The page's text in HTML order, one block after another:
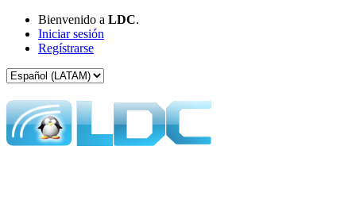
Bienvenido a LDC.
Iniciar sesión
Regístrarse